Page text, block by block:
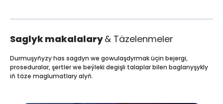
Saglyk makalalary& Täzelenmeler
Durmuşyňyzy has sagdyn we gowulaşdyrmak üçin bejergi,
proseduralar, şertler we beýleki degişli talaplar bilen baglanyşykly
iň täze maglumatlary alyň.